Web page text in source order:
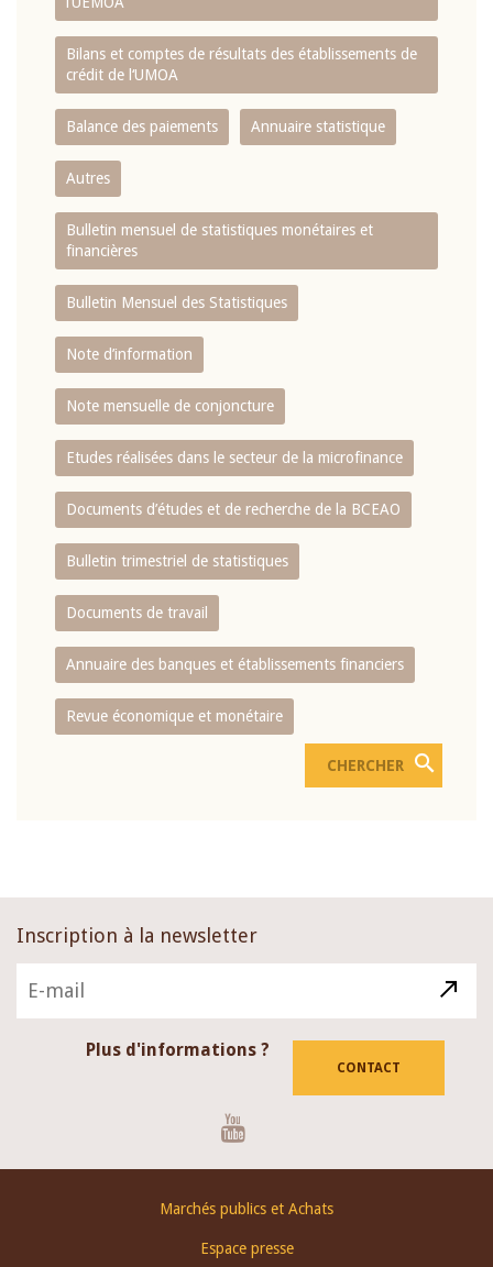
Bilans et comptes de résultats des établissements de
crédit de l‘UMOA
Balance des paiements Annuaire statistique
Autres
Bulletin mensuel de statistiques monétaires et
financières
Bulletin Mensuel des Statistiques
Note d’information
Note mensuelle de conjoncture
Etudes réalisées dans le secteur de la microfinance
Documents d’études et de recherche de la BCEAO
Bulletin trimestriel de statistiques
Documents de travail
Annuaire des banques et établissements financiers
Revue économique et monétaire
Inscription à la newsletter
Plus d'informations ?
CONTACT
Marchés publics et Achats
Espace presse